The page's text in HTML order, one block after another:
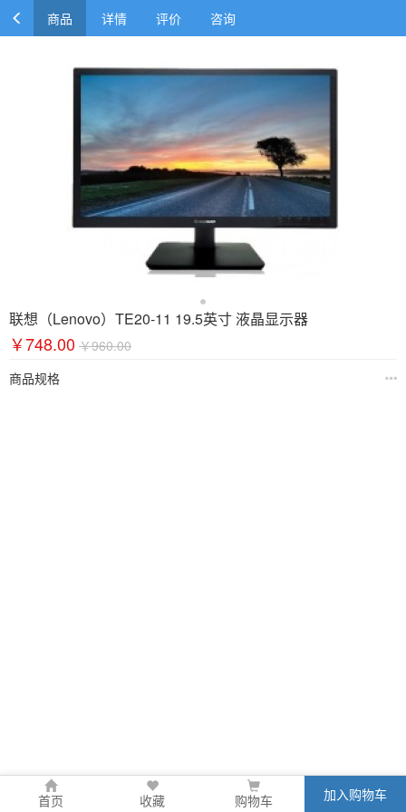
商品 详情 评价 咨询
联想（Lenovo）TE20-11 19.5英寸 液晶显示器
￥748.00 ￥960.00
商品规格
首页 收藏 购物车 加入购物车